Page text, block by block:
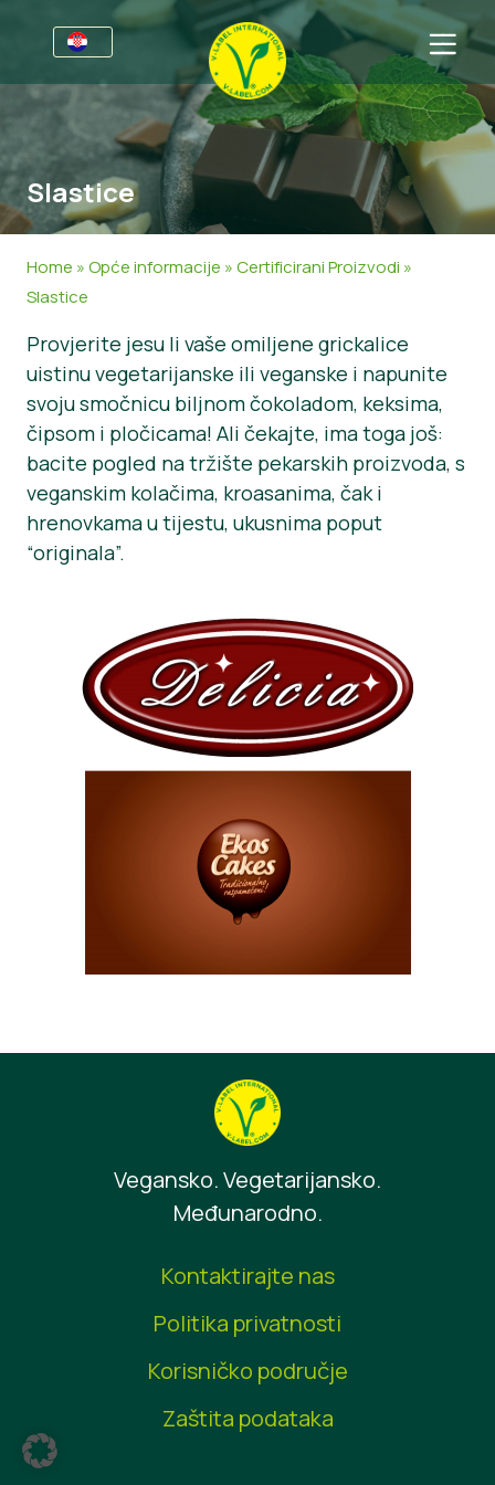
Za tvrtke
Informacije za proizvođače
V-Label Webinari
Kriteriji za V-Label
Izvori
Zatražite certifikat
Sektori
Opće informacije
Kozmetika i sredstva za čišćenje
Neprehrambeni proizvodi
Gastronomija
FAQ
Opće informacije
Certificirani Proizvodi
O nama
Kontaktirajte nas
Zatražite certifikat
Prijavite zlouporabu
Korisničko područje
Novosti
Slastice
Home »Opće informacije »Certificirani Proizvodi »
Slastice
Provjerite jesu li vaše omiljene grickalice
uistinu vegetarijanske ili veganske i napunite
svoju smočnicu biljnom čokoladom, keksima,
čipsom i pločicama! Ali čekajte, ima toga još:
bacite pogled na tržište pekarskih proizvoda, s
veganskim kolačima, kroasanima, čak i
hrenovkama u tijestu, ukusnima poput
“originala”.
Vegansko. Vegetarijansko.
Međunarodno.
Kontaktirajte nas
Politika privatnosti
Korisničko područje
Zaštita podataka